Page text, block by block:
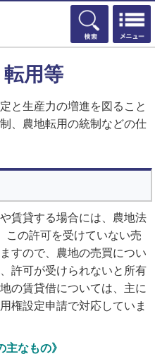
検索
用等
と生産力の増進を図ること
、農地転用の統制などの仕
賃貸する場合には、農地法
この許可を受けていない売
すので、農地の売買につい
許可が受けられないと所有
の賃貸借については、主に
権設定申請で対応していま
主なもの》